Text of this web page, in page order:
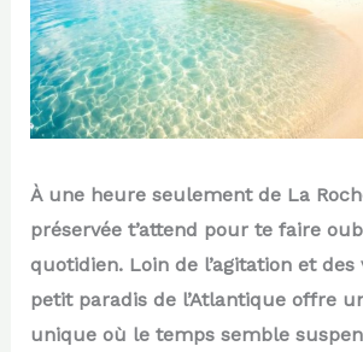
À une heure seulement de La
préservée t’attend pour te faire
quotidien. Loin de l’agitation et des
petit paradis de l’Atlantique offre
unique où le temps semble